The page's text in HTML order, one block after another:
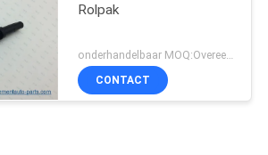
Rolpak
CONTACT